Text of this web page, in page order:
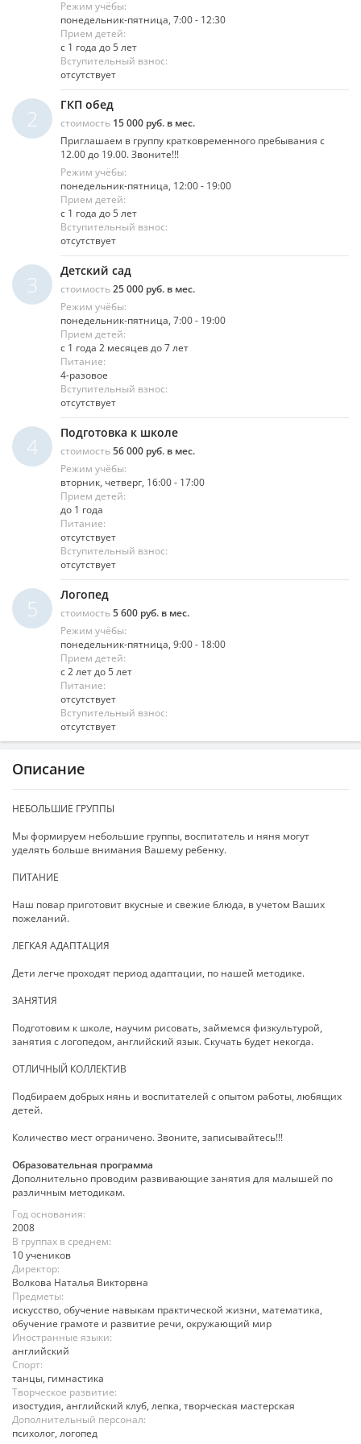
Режим учёбы:
понедельник-пятница, 7:00 - 12:30
Прием детей:
с 1 года до 5 лет
Вступительный взнос:
отсутствует
2
ГКП обед
стоимость 15 000 руб. в мес.
Приглашаем в группу кратковременного пребывания с
12.00 до 19.00. Звоните!!!
Режим учёбы:
понедельник-пятница, 12:00 - 19:00
Прием детей:
с 1 года до 5 лет
Вступительный взнос:
отсутствует
3
Детский сад
стоимость25 000 руб. в мес.
Режим учёбы:
понедельник-пятница, 7:00 - 19:00
Прием детей:
с 1 года 2 месяцев до 7 лет
Питание:
4-разовое
Вступительный взнос:
отсутствует
4
Подготовка к школе
стоимость56 000 руб. в мес.
Режим учёбы:
вторник, четверг, 16:00 - 17:00
Прием детей:
до 1 года
Питание:
отсутствует
Вступительный взнос:
отсутствует
5
Логопед
стоимость5 600 руб. в мес.
Режим учёбы:
понедельник-пятница, 9:00 - 18:00
Прием детей:
с 2 лет до 5 лет
Питание:
отсутствует
Вступительный взнос:
отсутствует
Описание
НЕБОЛЬШИЕ ГРУППЫ
Мы формируем небольшие группы, воспитатель и няня могут
уделять больше внимания Вашему ребенку.
ПИТАНИЕ
Наш повар приготовит вкусные и свежие блюда, в учетом Ваших
пожеланий.
ЛЕГКАЯ АДАПТАЦИЯ
Дети легче проходят период адаптации, по нашей методике.
ЗАНЯТИЯ
Подготовим к школе, научим рисовать, займемся физкультурой,
занятия с логопедом, английский язык. Скучать будет некогда.
ОТЛИЧНЫЙ КОЛЛЕКТИВ
Подбираем добрых нянь и воспитателей с опытом работы, любящих
детей.
Количество мест ограничено. Звоните, записывайтесь!!!
Образовательная программа
Дополнительно проводим развивающие занятия для малышей по
различным методикам.
Год основания:
2008
В группах в среднем:
10 учеников
Директор:
Волкова Наталья Викторвна
Предметы:
искусство, обучение навыкам практической жизни, математика,
обучение грамоте и развитие речи, окружающий мир
Иностранные языки:
английский
Спорт:
танцы, гимнастика
Творческое развитие:
изостудия, английский клуб, лепка, творческая мастерская
Дополнительный персонал:
психолог, логопед